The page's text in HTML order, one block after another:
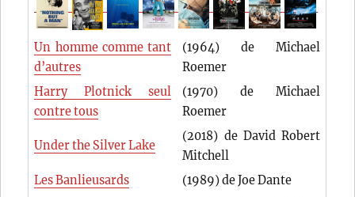
Un homme comme tant
d’autres
(1964) de Michael
Roemer
Harry Plotnick seul
contre tous
(1970) de Michael
Roemer
Under the Silver Lake
(2018) de David Robert
Mitchell
Les Banlieusards
(1989) de Joe Dante